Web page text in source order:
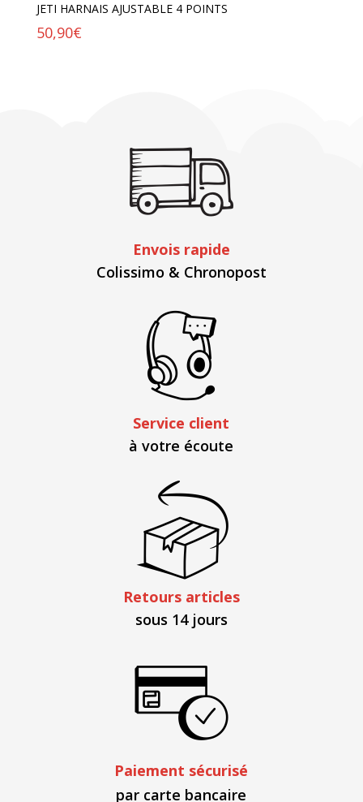
JETI HARNAIS AJUSTABLE 4 POINTS
50,90€
Envois rapide
Colissimo & Chronopost
Service client
à votre écoute
Retours articles
sous 14 jours
Paiement sécurisé
par carte bancaire